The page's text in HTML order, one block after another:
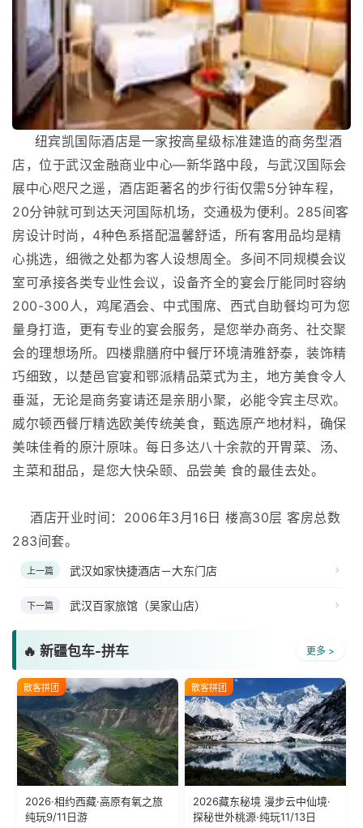
纽宾凯国际酒店是一家按高星级标准建造的商务型酒
店，位于武汉金融商业中心—新华路中段，与武汉国际会
展中心咫尺之遥，酒店距著名的步行街仅需5分钟车程，
20分钟就可到达天河国际机场，交通极为便利。285间客
房设计时尚，4种色系搭配温馨舒适，所有客用品均是精
心挑选，细微之处都为客人设想周全。多间不同规模会议
室可承接各类专业性会议，设备齐全的宴会厅能同时容纳
200-300人，鸡尾酒会、中式围席、西式自助餐均可为您
量身打造，更有专业的宴会服务，是您举办商务、社交聚
会的理想场所。四楼鼎膳府中餐厅环境清雅舒泰，装饰精
巧细致，以楚邑官宴和鄂派精品菜式为主，地方美食令人
垂涎，无论是商务宴请还是亲朋小聚，必能令宾主尽欢。
威尔顿西餐厅精选欧美传统美食，甄选原产地材料，确保
美味佳肴的原汁原味。每日多达八十余款的开胃菜、汤、
主菜和甜品，是您大快朵颐、品尝美 食的最佳去处。
酒店开业时间：2006年3月16日 楼高30层 客房总数
283间套。
上一篇 武汉如家快捷酒店－大东门店
下一篇 武汉百家旅馆（吴家山店）
🔥 新疆包车-拼车 更多 >
散客拼团
2026·相约西藏·高原有氧之旅
纯玩9/11日游
散客拼团
2026藏东秘境 漫步云中仙境·
探秘世外桃源·纯玩11/13日